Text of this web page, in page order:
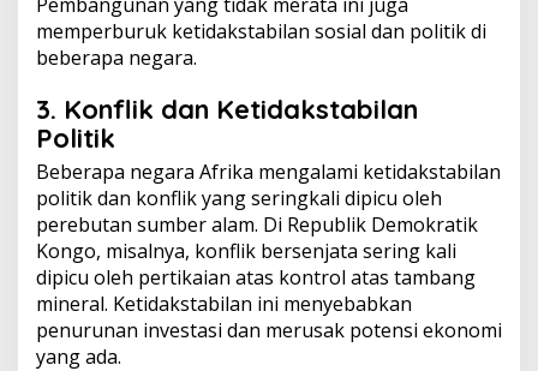
memperburuk ketidakstabilan sosial dan politik di
beberapa negara.
3. Konflik dan Ketidakstabilan
Politik
Beberapa negara Afrika mengalami ketidakstabilan
politik dan konflik yang seringkali dipicu oleh
perebutan sumber alam. Di Republik Demokratik
Kongo, misalnya, konflik bersenjata sering kali
dipicu oleh pertikaian atas kontrol atas tambang
mineral. Ketidakstabilan ini menyebabkan
penurunan investasi dan merusak potensi ekonomi
yang ada.